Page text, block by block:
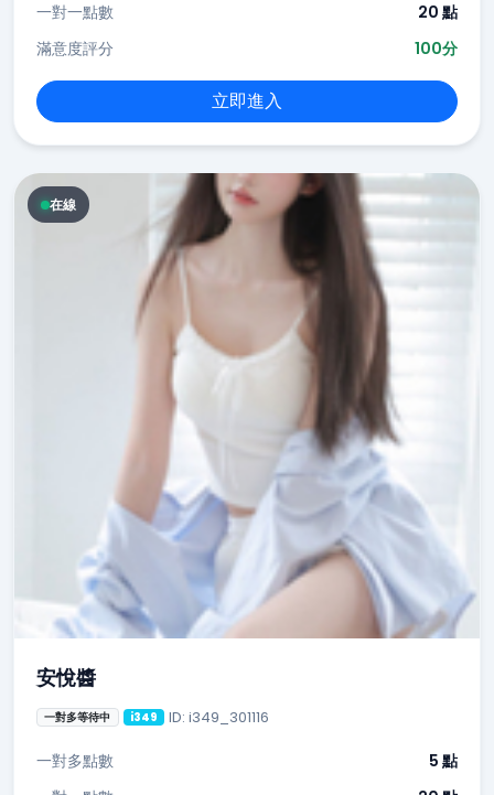
一對一點數
20 點
滿意度評分
100分
立即進入
在線
安悅醬
一對多等待中 i349 ID: i349_301116
一對多點數
5 點